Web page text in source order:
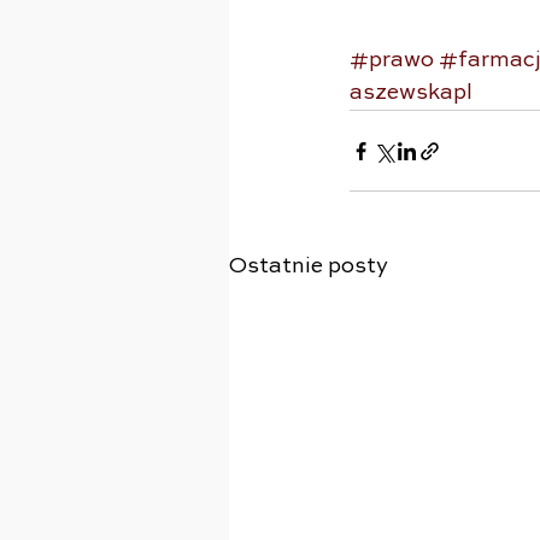
#prawo
aszewskapl
Ostatnie posty